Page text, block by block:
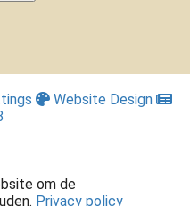
Website Design
om de
Privacy policy